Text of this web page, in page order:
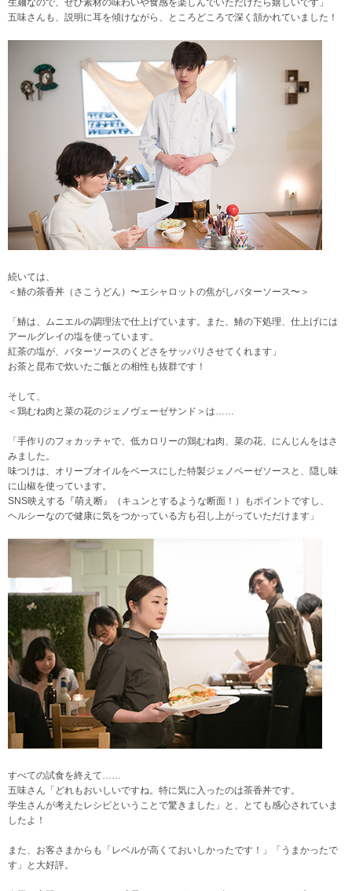
生麺なので、ぜひ素材の味わいや食感を楽しんでいただけたら嬉しいです」
五味さんも、説明に耳を傾けながら、ところどころで深く頷かれていました！
続いては、
＜鰆の茶香丼（さこうどん）〜エシャロットの焦がしバターソース〜＞
「鰆は、ムニエルの調理法で仕上げています。また、鰆の下処理、仕上げには
アールグレイの塩を使っています。
紅茶の塩が、バターソースのくどさをサッパリさせてくれます」
お茶と昆布で炊いたご飯との相性も抜群です！
そして、
＜鶏むね肉と菜の花のジェノヴェーゼサンド＞は……
「手作りのフォカッチャで、低カロリーの鶏むね肉、菜の花、にんじんをはさ
みました。
味つけは、オリーブオイルをベースにした特製ジェノベーゼソースと、隠し味
に山椒を使っています。
SNS映えする『萌え断』（キュンとするような断面！）もポイントですし、
ヘルシーなので健康に気をつかっている方も召し上がっていただけます」
すべての試食を終えて……
五味さん「どれもおいしいですね。特に気に入ったのは茶香丼です。
学生さんが考えたレシピということで驚きました」と、とても感心されていま
したよ！
また、お客さまからも「レベルが高くておいしかったです！」「うまかったで
す」と大好評。